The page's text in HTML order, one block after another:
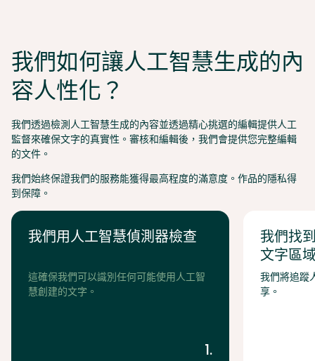
我們如何讓人工智慧生成的內
容人性化？
我們透過檢測人工智慧生成的內容並透過精心挑選的編輯提供人工
監督來確保文字的真實性。審核和編輯後，我們會提供您完整編輯
的文件。
我們始終保證我們的服務能獲得最高程度的滿意度。作品的隱私得
到保障。
我們用人工智慧偵測器檢查
這確保我們可以識別任何可能使用人工智
慧創建的文字。
1.
我們找
文字區
我們將追蹤
享。